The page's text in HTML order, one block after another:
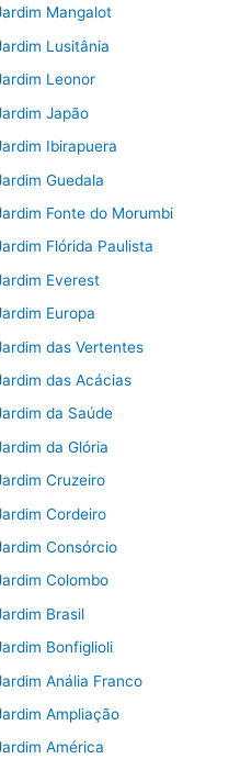
Mangalot
Lusitânia
Leonor
Japão
Ibirapuera
Guedala
Fonte do Morumbi
Flórida Paulista
Everest
Europa
das Vertentes
das Acácias
da Saúde
da Glória
Cruzeiro
Cordeiro
Consórcio
Colombo
Brasil
Bonfiglioli
Anália Franco
Ampliação
América